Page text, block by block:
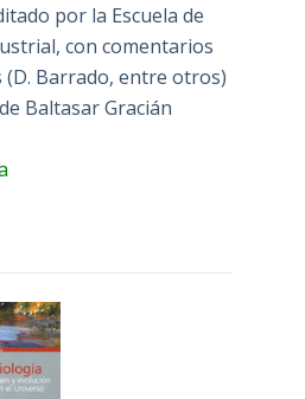
por la Escuela de
con comentarios
Barrado, entre otros)
Baltasar Gracián